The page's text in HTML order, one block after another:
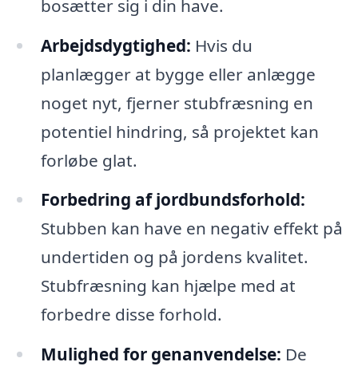
bosætter sig i din have.
Arbejdsdygtighed: Hvis du
planlægger at bygge eller anlægge
noget nyt, fjerner stubfræsning en
potentiel hindring, så projektet kan
forløbe glat.
Forbedring af jordbundsforhold:
Stubben kan have en negativ effekt på
undertiden og på jordens kvalitet.
Stubfræsning kan hjælpe med at
forbedre disse forhold.
Mulighed for genanvendelse: De